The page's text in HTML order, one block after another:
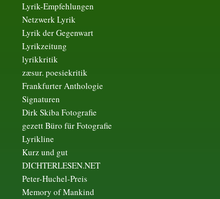
Lyrik-Empfehlungen
Netzwerk Lyrik
Lyrik der Gegenwart
Lyrikzeitung
lyrikkritik
zæsur. poesiekritik
Frankfurter Anthologie
Signaturen
Dirk Skiba Fotografie
gezett Büro für Fotografie
Lyrikline
Kurz und gut
DICHTERLESEN.NET
Peter-Huchel-Preis
Memory of Mankind